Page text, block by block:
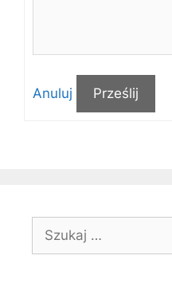
Anuluj Prześlij
Szukaj: